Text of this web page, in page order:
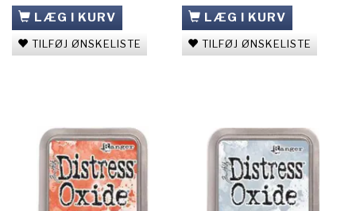
LÆG I KURV
TILFØJ ØNSKELISTE
LÆG I KURV
TILFØJ ØNSKELISTE